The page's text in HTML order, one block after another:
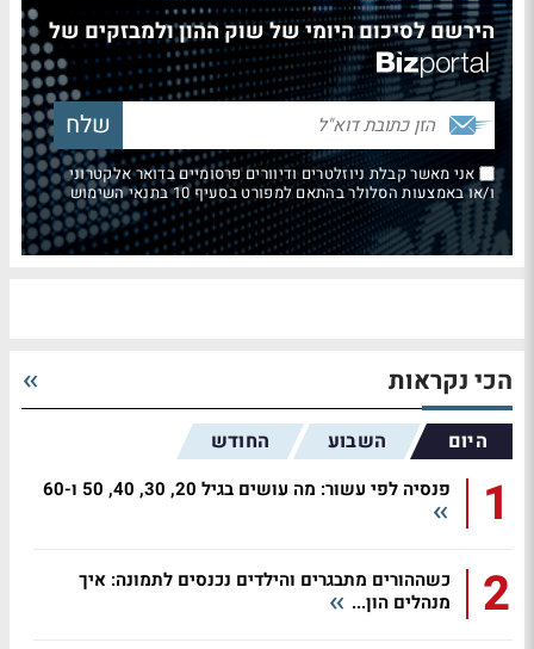
הירשם לסיכום היומי של שוק ההון ולמבזקים של
אני מאשר קבלת ניוזלטרים ודיוורים פרסומיים בדואר אלקטרוני
ו/או באמצעות הסלולר בהתאם למפורט בסעיף 10 בתנאי השימוש
הכי נקראות
היום השבוע החודש
1 פנסיה לפי עשור: מה עושים בגיל 20, 30, 40, 50 ו-60
2
כשההורים מתבגרים והילדים נכנסים לתמונה: איך
מנהלים הון...